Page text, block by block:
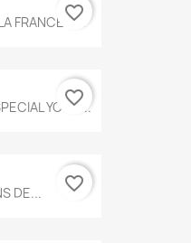
FRANCE A...
favorite_border
YOGA...
favorite_border
DE... favorite_border